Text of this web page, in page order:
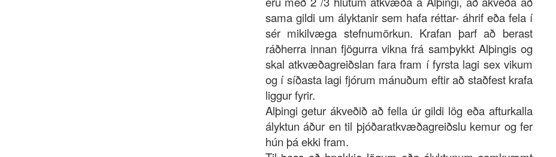
sama gildi um ályktanir sem hafa réttar- áhrif eða fela í
sér mikilvæga stefnumörkun. Krafan þarf að berast
ráðherra innan fjögurra vikna frá samþykkt Alþingis og
skal atkvæðagreiðslan fara fram í fyrsta lagi sex vikum
og í síðasta lagi fjórum mánuðum eftir að staðfest krafa
liggur fyrir.
Alþingi getur ákveðið að fella úr gildi lög eða afturkalla
ályktun áður en til þjóðaratkvæðagreiðslu kemur og fer
hún þá ekki fram.